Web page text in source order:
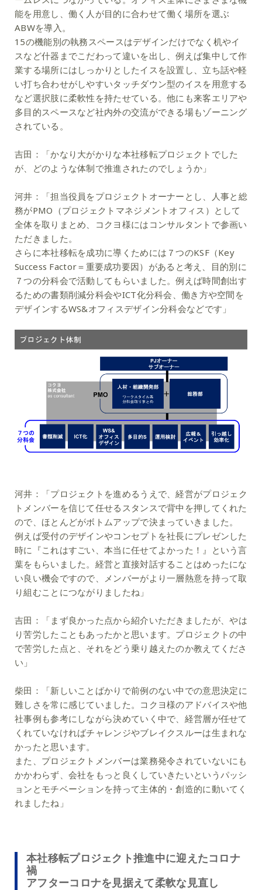
能を用意し、働く人が目的に合わせて働く場所を選ぶ
ABWを導入。
15の機能別の執務スペースはデザインだけでなく机やイ
スなど什器までこだわって違いを出し、例えば集中して作
業する場所にはしっかりとしたイスを設置し、立ち話や軽
い打ち合わせがしやすいタッチダウン型のイスを用意する
など選択肢に柔軟性を持たせている。他にも来客エリアや
多目的スペースなど社内外の交流ができる場もゾーニング
されている。
吉田：
「かなり大がかりな本社移転プロジェクトでした
が、どのような体制で推進されたのでしょうか」
河井：
「担当役員をプロジェクトオーナーとし、人事と総
務がPMO（プロジェクトマネジメントオフィス）として
全体を取りまとめ、コクヨ様にはコンサルタントで参画い
ただきました。
さらに本社移転を成功に導くためには７つのKSF（Key
Success Factor＝重要成功要因）があると考え、目的別に
７つの分科会で活動してもらいました。例えば時間創出す
るための書類削減分科会やICT化分科会、働き方や空間を
デザインするWS&オフィスデザイン分科会などです」
河井：
「プロジェクトを進めるうえで、経営がプロジェク
トメンバーを信じて任せるスタンスで背中を押してくれた
ので、ほとんどがボトムアップで決まっていきました。
例えば受付のデザインやコンセプトを社長にプレゼンした
時に『これはすごい、本当に任せてよかった！』という言
葉をもらいました。経営と直接対話することはめったにな
い良い機会ですので、メンバーがより一層熱意を持って取
り組むことにつながりましたね」
吉田：
「まず良かった点から紹介いただきましたが、やは
り苦労したこともあったかと思います。プロジェクトの中
で苦労した点と、それをどう乗り越えたのか教えてくださ
い」
柴田：
「新しいことばかりで前例のない中での意思決定に
難しさを常に感じていました。コクヨ様のアドバイスや他
社事例も参考にしながら決めていく中で、経営層が任せて
くれていなければチャレンジやブレイクスルーは生まれな
かったと思います。
また、プロジェクトメンバーは業務発令されていないにも
かかわらず、会社をもっと良くしていきたいというパッシ
ョンとモチベーションを持って主体的・創造的に動いてく
れましたね」
本社移転プロジェクト推進中に迎えたコロナ
禍
アフターコロナを見据えて柔軟な見直し